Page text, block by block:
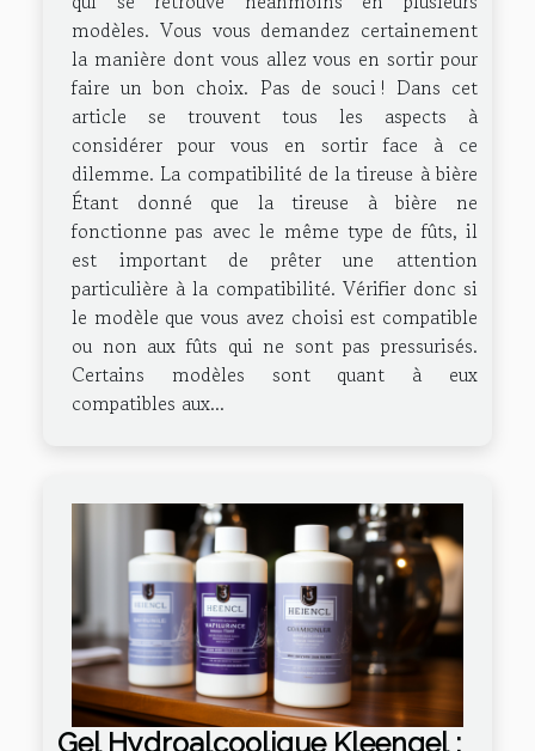
modèles. Vous vous demandez certainement
la manière dont vous allez vous en sortir pour
faire un bon choix. Pas de souci ! Dans cet
article se trouvent tous les aspects à
considérer pour vous en sortir face à ce
dilemme. La compatibilité de la tireuse à bière
Étant donné que la tireuse à bière ne
fonctionne pas avec le même type de fûts, il
est important de prêter une attention
particulière à la compatibilité. Vérifier donc si
le modèle que vous avez choisi est compatible
ou non aux fûts qui ne sont pas pressurisés.
Certains modèles sont quant à eux
compatibles aux...
Gel Hydroalcoolique Kleengel :